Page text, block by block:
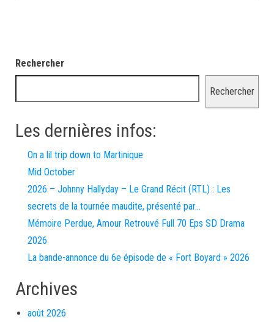
Rechercher
Rechercher
Les dernières infos:
On a lil trip down to Martinique
Mid October
2026 – Johnny Hallyday – Le Grand Récit (RTL) : Les
secrets de la tournée maudite, présenté par…
Mémoire Perdue, Amour Retrouvé Full 70 Eps SD Drama
2026
La bande-annonce du 6e épisode de « Fort Boyard » 2026
Archives
août 2026